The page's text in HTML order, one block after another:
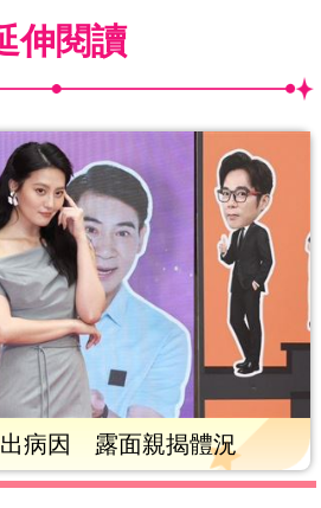
伸閱讀
病因 露面親揭體況